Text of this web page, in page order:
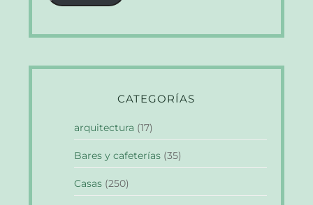
CATEGORÍAS
arquitectura (17)
Bares y cafeterías (35)
Casas (250)